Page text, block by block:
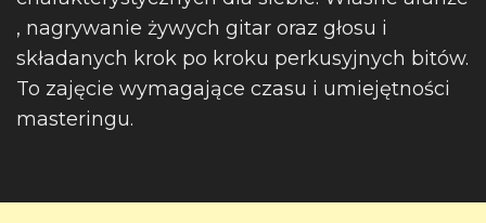
, nagrywanie żywych gitar oraz głosu i
składanych krok po kroku perkusyjnych bitów.
To zajęcie wymagające czasu i umiejętności
masteringu.